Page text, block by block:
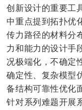
创新设计的重要工
中重点提到拓扑优
传力路径的材料分
力和能力的设计手
况极端化，不确定
确定性、复杂模型
备结构可靠性优化
针对系列难题开展